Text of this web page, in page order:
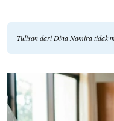
Tulisan dari Dina Namira tidak